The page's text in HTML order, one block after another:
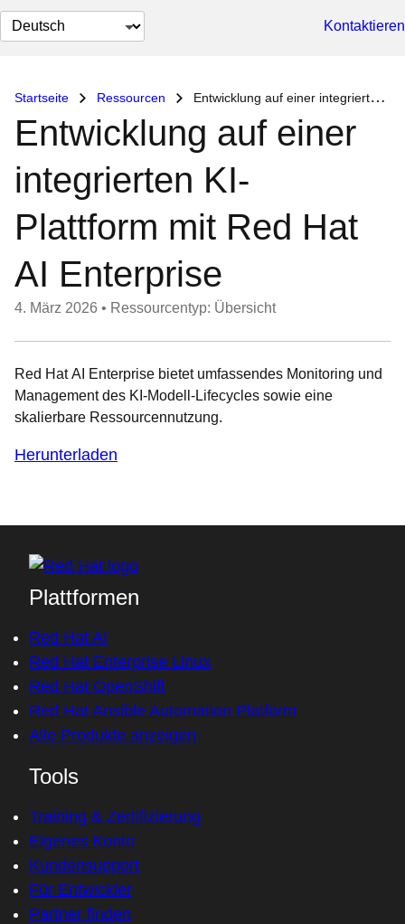
Sprache
auswählen
Kontaktieren
Startseite Ressourcen Entwicklung auf einer integrierten KI-Plattform mit Red Hat AI Enterprise
Entwicklung auf einer
integrierten KI-
Plattform mit Red Hat
AI Enterprise
4. März 2026 • Ressourcentyp: Übersicht
Red Hat AI Enterprise bietet umfassendes Monitoring und
Management des KI-Modell-Lifecycles sowie eine
skalierbare Ressourcennutzung.
Herunterladen
Plattformen
Red Hat AI
Red Hat Enterprise Linux
Red Hat OpenShift
Red Hat Ansible Automation Platform
Alle Produkte anzeigen
Tools
Training & Zertifizierung
Eigenes Konto
Kundensupport
Für Entwickler
Partner finden